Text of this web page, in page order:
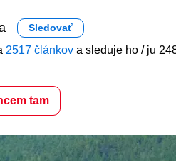
Sledovať
2517 článkov a sleduje ho / ju
tam